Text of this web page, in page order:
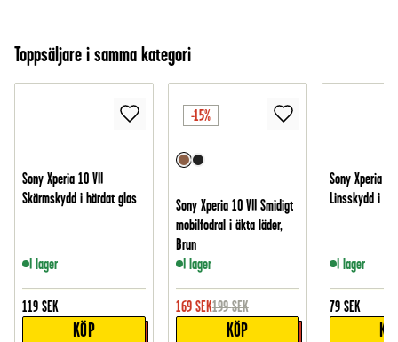
Toppsäljare i samma kategori
Sony Xperia 10 VII
Skärmskydd i härdat glas
I lager
119 SEK
KÖP
-15%
Sony Xperia 10 VII Smidigt
mobilfodral i äkta läder,
Brun
I lager
169 SEK199 SEK
KÖP
Sony Xperia
Linsskydd i
I lager
79 SEK